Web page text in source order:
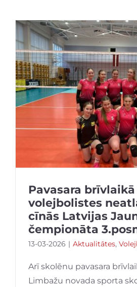
Pavasara brīvlaikā
volejbolistes
cīnās Latvijas
čempionāta
13-03-2026 | Aktualitātes,
Arī skolēnu pavasara
Limbažu novada sporta